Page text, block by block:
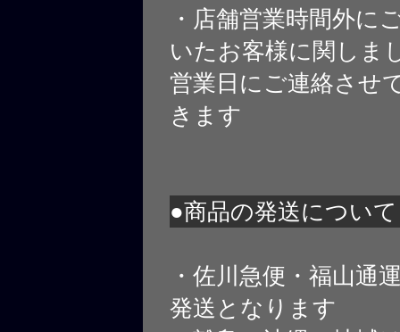
・店舗営業時間外に
いたお客様に関しま
営業日にご連絡させ
きます
●商品の発送について
・佐川急便・福山通
発送となります